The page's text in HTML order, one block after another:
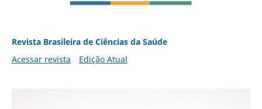
Revista Brasileira de Ciências da Saúde
Acessar revista
Edição Atual